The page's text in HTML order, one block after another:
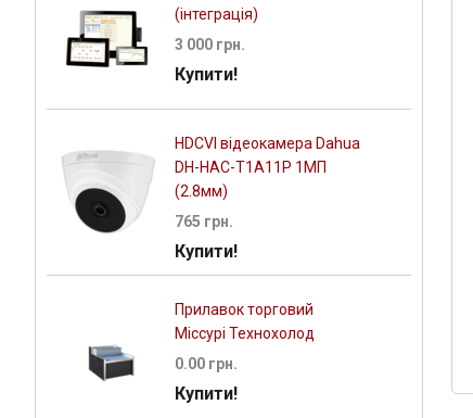
(інтеграція)
3 000 грн.
Купити!
HDCVI відеокамера Dahua
DH-HAC-T1A11P 1МП
(2.8мм)
765 грн.
Купити!
Прилавок торговий
Міссурі Технохолод
0.00 грн.
Купити!